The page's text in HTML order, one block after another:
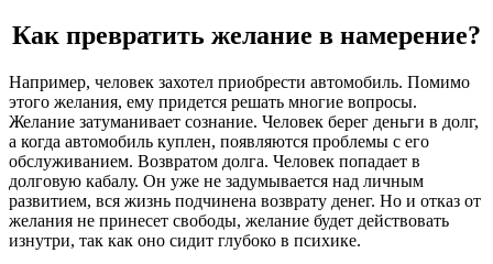
Как превратить желание в намерение?
Например, человек захотел приобрести автомобиль. Помимо
этого желания, ему придется решать многие вопросы.
Желание затуманивает сознание. Человек берег деньги в долг,
а когда автомобиль куплен, появляются проблемы с его
обслуживанием. Возвратом долга. Человек попадает в
долговую кабалу. Он уже не задумывается над личным
развитием, вся жизнь подчинена возврату денег. Но и отказ от
желания не принесет свободы, желание будет действовать
изнутри, так как оно сидит глубоко в психике.